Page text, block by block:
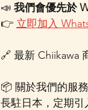
📣 我們會優先於
👉 立即加入
🔗 最新 Chiikawa
📦 關於我們的服
長駐日本，定期引